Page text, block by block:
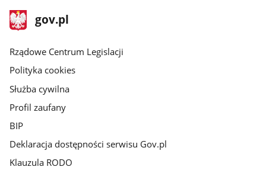
stopka
gov.plStrona
gov.pl
Rządowe Centrum Legislacji
Polityka cookies
Służba cywilna
Profil zaufany
BIP
Deklaracja dostępności serwisu Gov.pl
Klauzula RODO